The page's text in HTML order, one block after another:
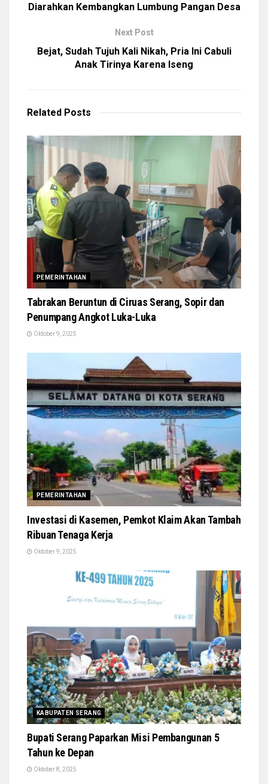
Diarahkan Kembangkan Lumbung Pangan Desa
Next Post
Bejat, Sudah Tujuh Kali Nikah, Pria Ini Cabuli
Anak Tirinya Karena Iseng
Related Posts
PEMERINTAHAN
Tabrakan Beruntun di Ciruas Serang, Sopir dan
Penumpang Angkot Luka-Luka
Oktober 9, 2025
PEMERINTAHAN
Investasi di Kasemen, Pemkot Klaim Akan Tambah
Ribuan Tenaga Kerja
Oktober 9, 2025
KABUPATEN SERANG
Bupati Serang Paparkan Misi Pembangunan 5
Tahun ke Depan
Oktober 8, 2025